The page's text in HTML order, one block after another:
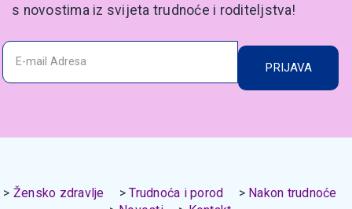
s novostima iz svijeta trudnoće i roditeljstva!
PRIJAVA
Žensko zdravlje Trudnoća i porod
Nakon trudnoće